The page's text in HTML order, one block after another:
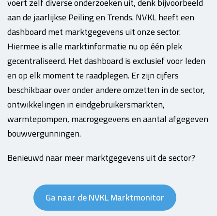
aan de jaarlijkse Peiling en Trends. NVKL heeft een
dashboard met marktgegevens uit onze sector.
Hiermee is alle marktinformatie nu op één plek
gecentraliseerd. Het dashboard is exclusief voor leden
en op elk moment te raadplegen. Er zijn cijfers
beschikbaar over onder andere omzetten in de sector,
ontwikkelingen in eindgebruikersmarkten,
warmtepompen, macrogegevens en aantal afgegeven
bouwvergunningen.
Benieuwd naar meer marktgegevens uit de sector?
Ga naar de NVKL Marktmonitor